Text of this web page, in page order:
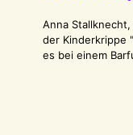
Anna
der Kinderkrippe
es bei einem